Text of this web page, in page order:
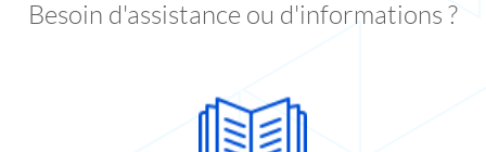
Besoin d'assistance ou d'informations ?